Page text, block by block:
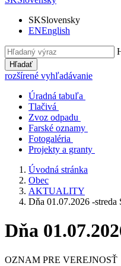
SKSlovensky
ENEnglish
Hľadať
rozšírené vyhľadávanie
Úradná tabuľa
Tlačivá
Zvoz odpadu
Farské oznamy
Fotogaléria
Projekty a granty
Úvodná stránka
Obec
AKTUALITY
Dňa 01.07.2026 -
Dňa
OZNAM PRE VEREJNOSŤ